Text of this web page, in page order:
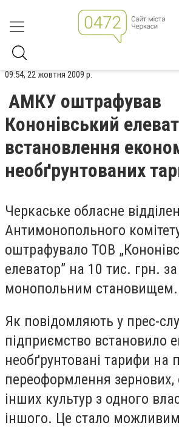
09:54, 22 жовтня 2009 р.
АМКУ оштрафував
Кононівський
встановлення
необґрунтованих
Черкаське обласне
Антимонопольного
оштрафувало ТОВ
елеватор” на 10 тис. грн.
монопольним становищем.
Як повідомляють у прес-
підприємство встановило
необґрунтовані тарифи на
переоформлення зернових,
інших культур з одного
іншого. Це стало